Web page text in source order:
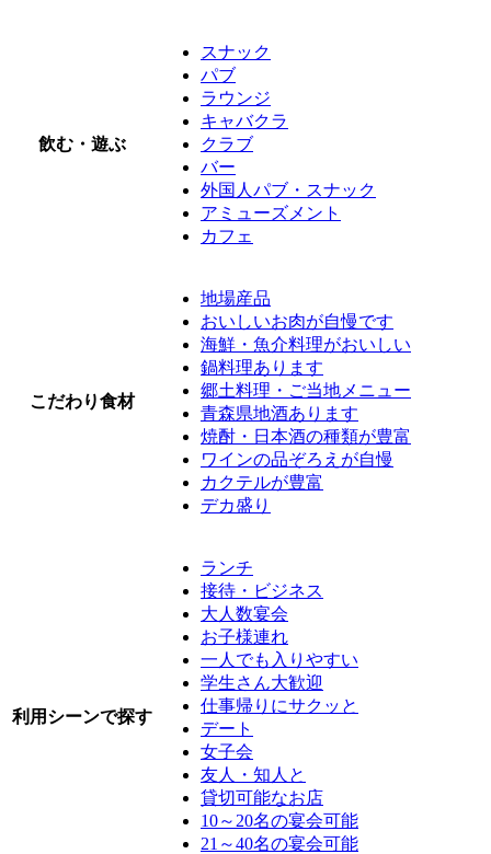
飲む・遊ぶ
スナック
パブ
ラウンジ
キャバクラ
クラブ
バー
外国人パブ・スナック
アミューズメント
カフェ
こだわり食材
地場産品
おいしいお肉が自慢です
海鮮・魚介料理がおいしい
鍋料理あります
郷土料理・ご当地メニュー
青森県地酒あります
焼酎・日本酒の種類が豊富
ワインの品ぞろえが自慢
カクテルが豊富
デカ盛り
利用シーンで探す
ランチ
接待・ビジネス
大人数宴会
お子様連れ
一人でも入りやすい
学生さん大歓迎
仕事帰りにサクッと
デート
女子会
友人・知人と
貸切可能なお店
10～20名の宴会可能
21～40名の宴会可能